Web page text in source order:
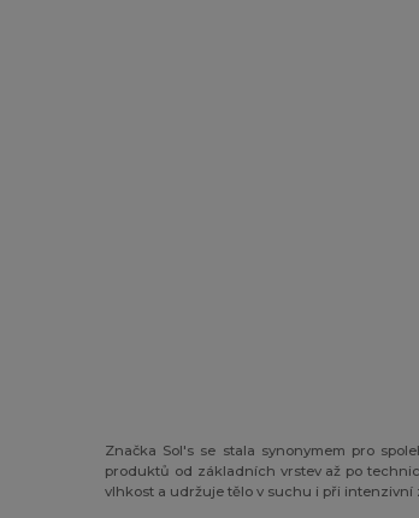
Značka Sol's se stala synonymem pro
produktů od základních vrstev až po
vlhkost a udržuje tělo v suchu i při intenzivní